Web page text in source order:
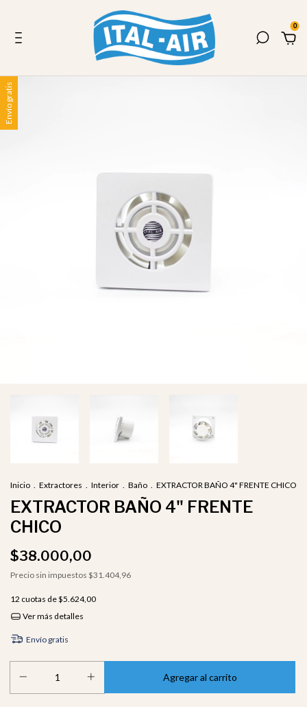
0
Envío gratis
Inicio . Extractores . Interior . Baño . EXTRACTOR BAÑO 4" FRENTE CHICO
EXTRACTOR BAÑO 4" FRENTE
CHICO
$38.000,00
Precio sin impuestos $31.404,96
12 cuotas de$5.624,00
Ver más detalles
Envío gratis